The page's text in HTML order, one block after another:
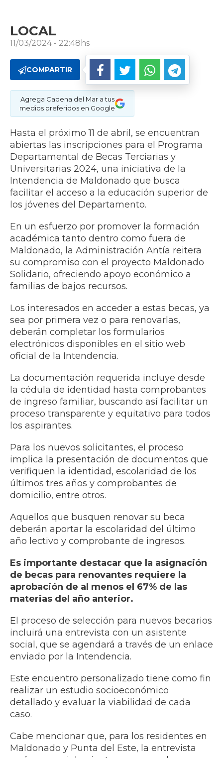
LOCAL
11/03/2024 - 22:48hs
COMPARTIR
Agrega Cadena del Mar a tus
medios preferidos en Google
Hasta el próximo 11 de abril, se encuentran
abiertas las inscripciones para el Programa
Departamental de Becas Terciarias y
Universitarias 2024, una iniciativa de la
Intendencia de Maldonado que busca
facilitar el acceso a la educación superior de
los jóvenes del Departamento.
En un esfuerzo por promover la formación
académica tanto dentro como fuera de
Maldonado, la Administración Antía reitera
su compromiso con el proyecto Maldonado
Solidario, ofreciendo apoyo económico a
familias de bajos recursos.
Los interesados en acceder a estas becas, ya
sea por primera vez o para renovarlas,
deberán completar los formularios
electrónicos disponibles en el sitio web
oficial de la Intendencia.
La documentación requerida incluye desde
la cédula de identidad hasta comprobantes
de ingreso familiar, buscando así facilitar un
proceso transparente y equitativo para todos
los aspirantes.
Para los nuevos solicitantes, el proceso
implica la presentación de documentos que
verifiquen la identidad, escolaridad de los
últimos tres años y comprobantes de
domicilio, entre otros.
Aquellos que busquen renovar su beca
deberán aportar la escolaridad del último
año lectivo y comprobante de ingresos.
Es importante destacar que la asignación
de becas para renovantes requiere la
aprobación de al menos el 67% de las
materias del año anterior.
El proceso de selección para nuevos becarios
incluirá una entrevista con un asistente
social, que se agendará a través de un enlace
enviado por la Intendencia.
Este encuentro personalizado tiene como fin
realizar un estudio socioeconómico
detallado y evaluar la viabilidad de cada
caso.
Cabe mencionar que, para los residentes en
Maldonado y Punta del Este, la entrevista